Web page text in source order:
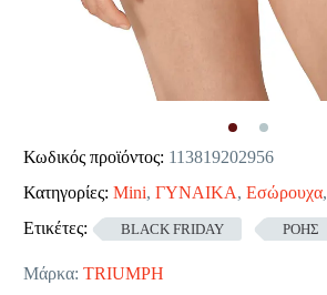
Κωδικός προϊόντος: 113819202956
Κατηγορίες: Mini, ΓΥΝΑΙΚΑ, Εσώρουχα,
Ετικέτες:
BLACK FRIDAY ΡΟΗΣ
Μάρκα: TRIUMPH